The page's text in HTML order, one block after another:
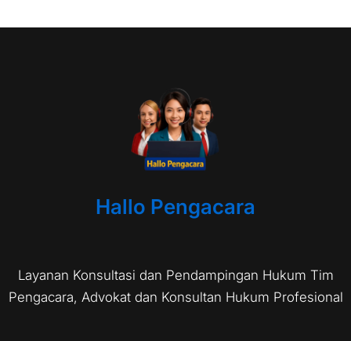
Hallo Pengacara
Layanan Konsultasi dan Pendampingan Hukum Tim
Pengacara, Advokat dan Konsultan Hukum Profesional